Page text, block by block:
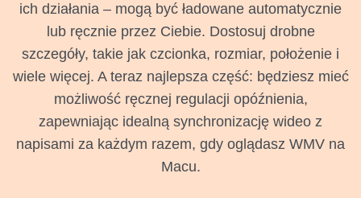
ich działania – mogą być ładowane automatycznie
lub ręcznie przez Ciebie. Dostosuj drobne
szczegóły, takie jak czcionka, rozmiar, położenie i
wiele więcej. A teraz najlepsza część: będziesz mieć
możliwość ręcznej regulacji opóźnienia,
zapewniając idealną synchronizację wideo z
napisami za każdym razem, gdy oglądasz WMV na
Macu.